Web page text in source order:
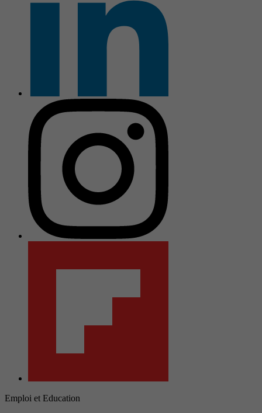
Emploi et Education